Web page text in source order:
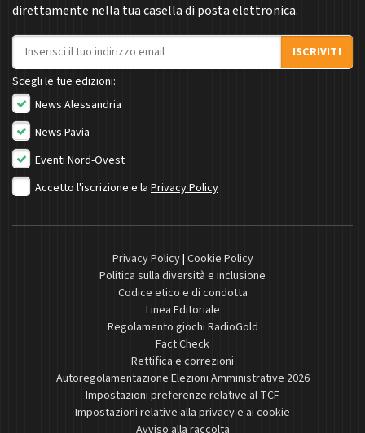
direttamente nella tua casella di posta elettronica.
Indirizzo email
ISCRIVITI
Scegli le tue edizioni:
News Alessandria
News Pavia
Eventi Nord-Ovest
Accetto l'iscrizione e la Privacy Policy
Privacy Policy| Cookie Policy
Politica sulla diversità e inclusione
Codice etico e di condotta
Linea Editoriale
Regolamento giochi RadioGold
Fact Check
Rettifica e correzioni
Autoregolamentazione Elezioni Amministrative 2026
Impostazioni preferenze relative al TCF
Impostazioni relative alla privacy e ai cookie
Avviso alla raccolta